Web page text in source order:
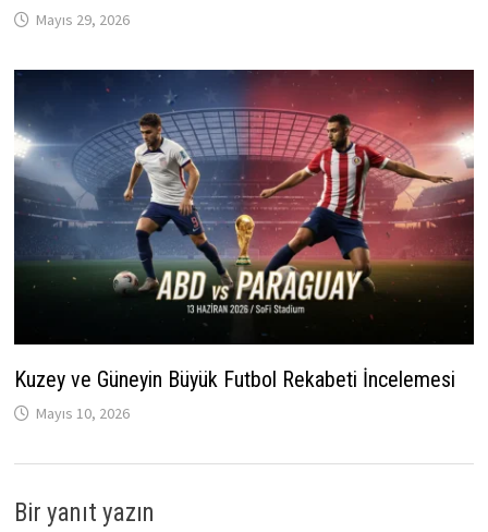
Mayıs 29, 2026
Kuzey ve Güneyin Büyük Futbol Rekabeti İncelemesi
Mayıs 10, 2026
Bir yanıt yazın